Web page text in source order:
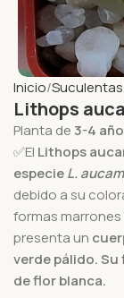
Inicio Suculentas
Lithops
Planta de3-4
✅El Lithops
especieL.
debido a su
formas marrones
presenta un
verde pálido.Su
de flor blanca.